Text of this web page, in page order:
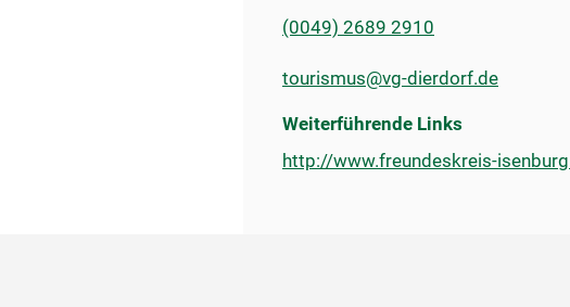
(0049) 2689 2910
tourismus@vg-dierdorf.de
Weiterführende Links
http://www.freundeskreis-